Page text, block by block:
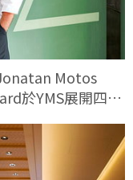
Motos
於YMS展開四手